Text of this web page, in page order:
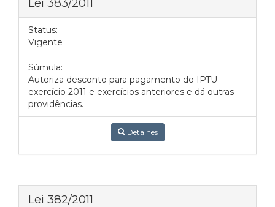
Status:
Vigente
Súmula:
Autoriza desconto para pagamento do IPTU
exercício 2011 e exercícios anteriores e dá outras
providências.
Detalhes
Lei 382/2011